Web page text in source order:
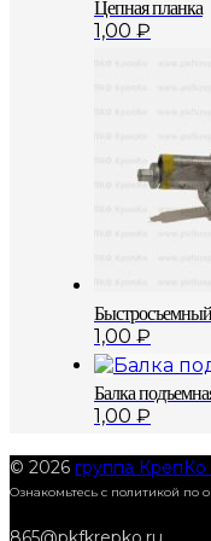
Цепная планка
1,00 ₽
1,00 ₽
Балка
1,00 ₽
© 2026 группа
Ознакомьтесь с политикой по